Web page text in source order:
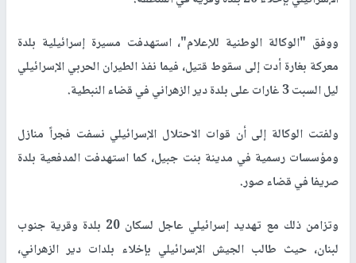
ووفق "الوكالة الوطنية للإعلام"، استهدفت مسيرة إسرائيلية بلدة
معركة بغارة أدت إلى سقوط قتيل، فيما نفذ الطيران الحربي الإسرائيلي
ليل السبت 3 غارات على بلدة دير الزهراني في قضاء النبطية.
ولفتت الوكالة إلى أن قوات الاحتلال الإسرائيلي نسفت فجراً منازل
ومؤسسات رسمية في مدينة بنت جبيل، كما استهدفت المدفعية بلدة
صريفا في قضاء صور.
وتزامن ذلك مع تهديد إسرائيلي عاجل لسكان 20 بلدة وقرية جنوب
لبنان، حيث طالب الجيش الإسرائيلي بإخلاء بلدات دير الزهراني،